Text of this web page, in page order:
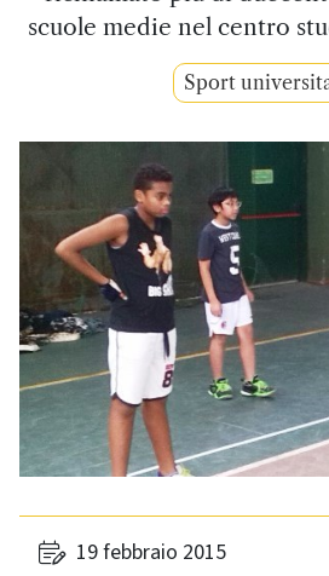
scuole medie nel centro
Sport
19 febbraio 2015